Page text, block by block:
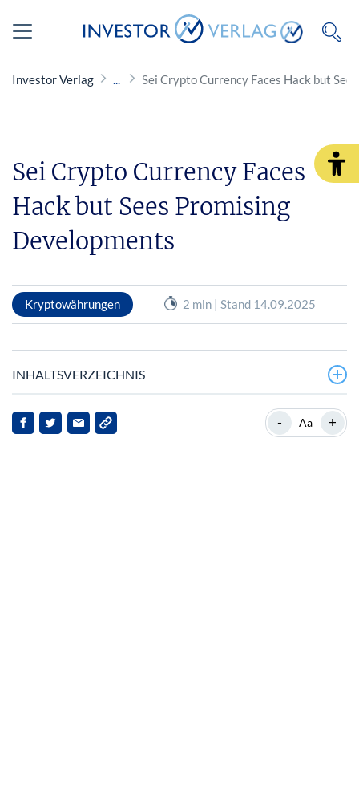
Investor Verlag Sei Crypto Currency Faces Hack but
Sei Crypto Currency Faces
Hack but Sees Promising
Developments
Kryptowährungen 2 min | Stand 14.09.2025
INHALTSVERZEICHNIS
Sei Trading Platform Recovers Funds After Hack
- Aa +